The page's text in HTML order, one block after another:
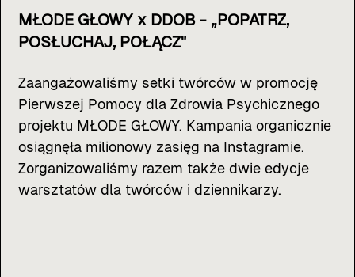
MŁODE GŁOWY x DDOB - „POPATRZ,
POSŁUCHAJ, POŁĄCZ"
Zaangażowaliśmy setki twórców w promocję
Pierwszej Pomocy dla Zdrowia Psychicznego
projektu MŁODE GŁOWY. Kampania organicznie
osiągnęła milionowy zasięg na Instagramie.
Zorganizowaliśmy razem także dwie edycje
warsztatów dla twórców i dziennikarzy.